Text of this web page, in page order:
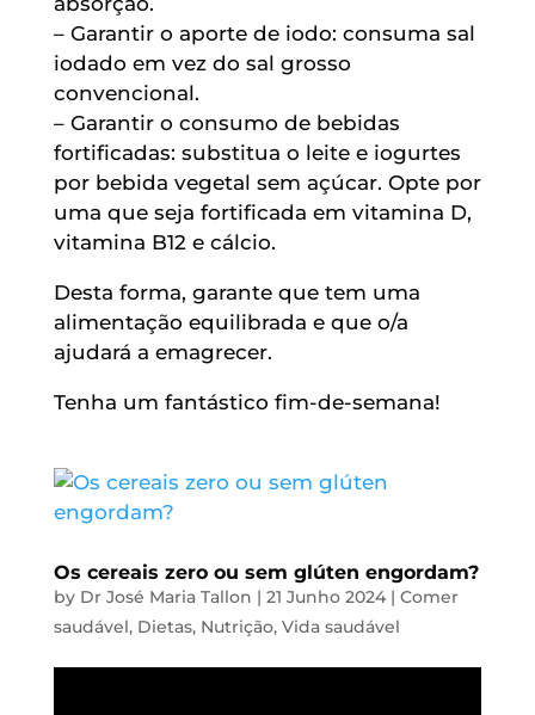
– Garantir o aporte de iodo: consuma sal
iodado em vez do sal grosso
convencional.
– Garantir o consumo de bebidas
fortificadas: substitua o leite e iogurtes
por bebida vegetal sem açúcar. Opte por
uma que seja fortificada em vitamina D,
vitamina B12 e cálcio.
Desta forma, garante que tem uma
alimentação equilibrada e que o/a
ajudará a emagrecer.
Tenha um fantástico fim-de-semana!
Os cereais zero ou sem glúten engordam?
by Dr José Maria Tallon | 21 Junho 2024| Comer
saudável, Dietas, Nutrição, Vida saudável